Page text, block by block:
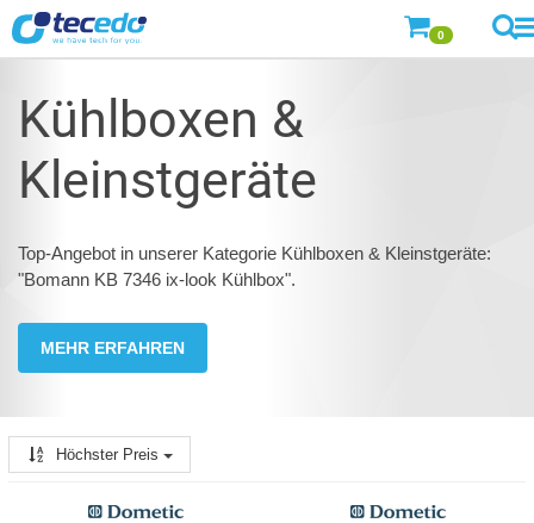
0
Kühlboxen &
Kleinstgeräte
Top-Angebot in unserer Kategorie Kühlboxen & Kleinstgeräte:
"Bomann KB 7346 ix-look Kühlbox".
MEHR ERFAHREN
Höchster Preis